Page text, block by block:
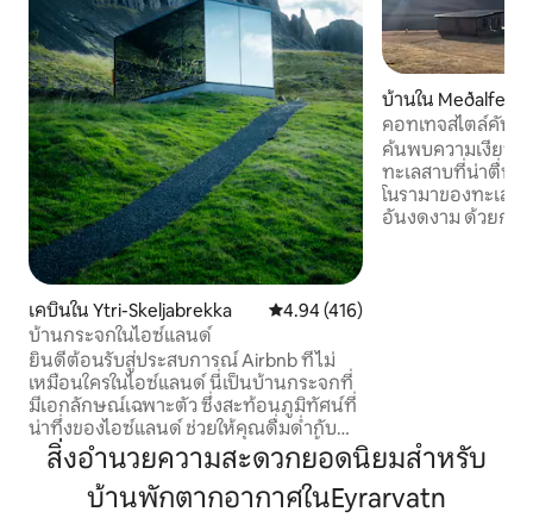
เคบินใน Ytri-Skeljabrekka คะแนนเฉลี่ย 4.94 จาก 5, 416 รีวิว
4.94 (416)
บ้านกระจกในไอซ์แลนด์
ยินดีต้อนรับสู่ประสบการณ์ Airbnb ที่ไม่
เหมือนใครในไอซ์แลนด์ นี่เป็นบ้านกระจกที่
มีเอกลักษณ์เฉพาะตัว ซึ่งสะท้อนภูมิทัศน์ที่
น่าทึ่งของไอซ์แลนด์ ช่วยให้คุณดื่มด่ำกับ
ความงามของดินแดนมหัศจรรย์แห่งนี้
อย่างแท้จริง เมื่อก้าวเข้ามา คุณจะได้รับการ
ต้อนรับด้วยการตกแต่งภายในที่อบอุ่นและ
บ้านใน
คอทเทจสไตล์คันท
ค้นพบความเงียบส
ทะเลสาบที่น่าตื่นต
โนรามาของทะเลส
อันงดงาม ด้วยกา
สิ่งอำนวยความสะดวกยอดนิยมสำหรับ
บ้านพักตากอากาศในEyrarvatn